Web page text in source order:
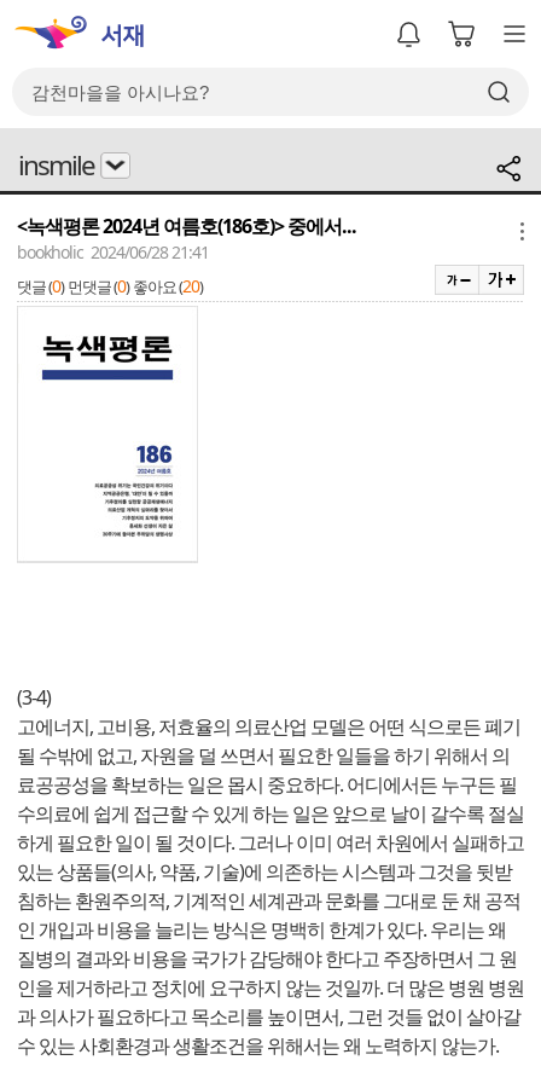
insmile
<녹색평론 2024년 여름호(186호)> 중에서...
bookholic 2024/06/28 21:41
댓글 (0) 먼댓글 (0) 좋아요 (20)
(3-4)
고에너지, 고비용, 저효율의 의료산업 모델은 어떤 식으로든 폐기
될 수밖에 없고, 자원을 덜 쓰면서 필요한 일들을 하기 위해서 의
료공공성을 확보하는 일은 몹시 중요하다. 어디에서든 누구든 필
수의료에 쉽게 접근할 수 있게 하는 일은 앞으로 날이 갈수록 절실
하게 필요한 일이 될 것이다. 그러나 이미 여러 차원에서 실패하고
있는 상품들(의사, 약품, 기술)에 의존하는 시스템과 그것을 뒷받
침하는 환원주의적, 기계적인 세계관과 문화를 그대로 둔 채 공적
인 개입과 비용을 늘리는 방식은 명백히 한계가 있다. 우리는 왜
질병의 결과와 비용을 국가가 감당해야 한다고 주장하면서 그 원
인을 제거하라고 정치에 요구하지 않는 것일까. 더 많은 병원 병원
과 의사가 필요하다고 목소리를 높이면서, 그런 것들 없이 살아갈
수 있는 사회환경과 생활조건을 위해서는 왜 노력하지 않는가.